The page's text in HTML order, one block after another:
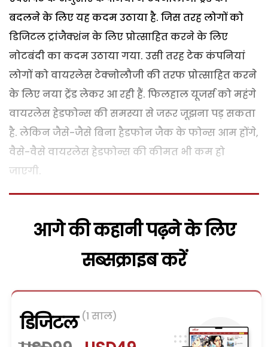
बदलने के लिए यह कदम उठाया है. जिस तरह लोगों को
डिजिटल ट्रांजैक्शंन के लिए प्रोत्साहित करने के लिए
नोटबंदी का कदम उठाया गया. उसी तरह टेक कंपनियां
लोगों को वायरलेस टेक्नोलौजी की तरफ प्रोत्साहित करने
के लिए नया ट्रेंड लेकर आ रही हैं. फिलहाल यूजर्स को महंगे
वायरलेस हेडफोन्स की समस्या से जरूर जूझना पड़ सकता
है. लेकिन जैसे-जैसे बिना हैडफोन जैक के फोन्स आम होंगे,
वैसे-वैसे वायरलेस हेडफोन्स की कीमत भी कम हो
जाएगी.
आगे की कहानी पढ़ने के लिए
सब्सक्राइब करें
डिजिटल (1 साल)